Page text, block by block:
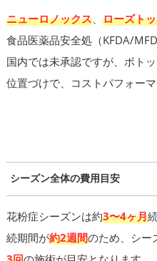
ニューロノックス、 ローズト
食品医薬品安全処（KFDA/
国内では未承認ですが、ボト
位置づけで、コストパフォーマ
シーズン全体の費用目安
花粉症シーズンは約3〜4ヶ月
続期間が約2週間のため、シー